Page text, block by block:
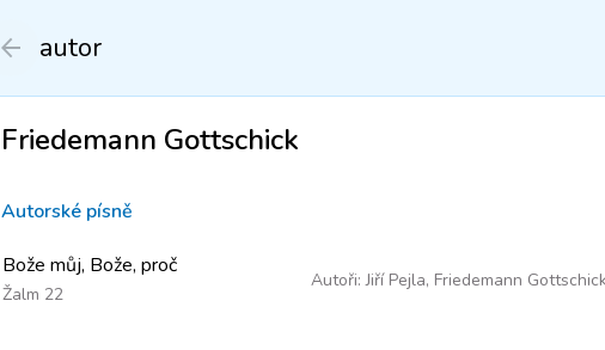
arrow_back autor
Friedemann Gottschick
Autorské písně
Bože můj, Bože, proč
Žalm 22
Autoři:Jiří Pejla, Friedemann